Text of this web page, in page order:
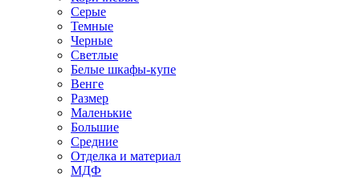
Серые
Темные
Черные
Светлые
Белые шкафы-купе
Венге
Размер
Маленькие
Большие
Средние
Отделка и материал
МДФ